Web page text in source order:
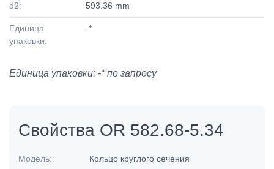
d2: 593.36 mm
Единица
упаковки:
-*
Единица упаковки: -* по запросу
Свойства OR 582.68-5.34
Модель: Кольцо круглого сечения